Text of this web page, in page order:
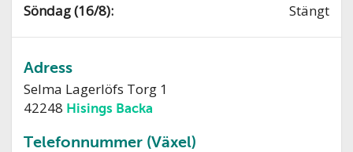
Söndag (16/8):
Stängt
Adress
Selma Lagerlöfs Torg 1
42248 Hisings Backa
Telefonnummer (Växel)